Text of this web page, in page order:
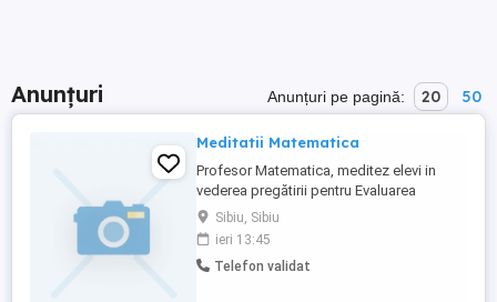
Anunțuri Anunțuri pe pagină: 20 50
Meditatii Matematica
Profesor Matematica, meditez elevi in
vederea pregătirii pentru Evaluarea
Națională și Bacalaureat. De asemenea,
ofer servicii de pregătire și pentru materia
de la clasă eleviilor din clasele VII-VIII,
respectiv IX-XII. Precizez c tarifelesunt
Sibiu, Sibiu
ieri 13:45
Telefon validat